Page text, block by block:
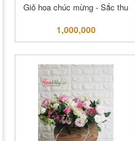
Giỏ hoa chúc mừng - Sắc thu
1,000,000